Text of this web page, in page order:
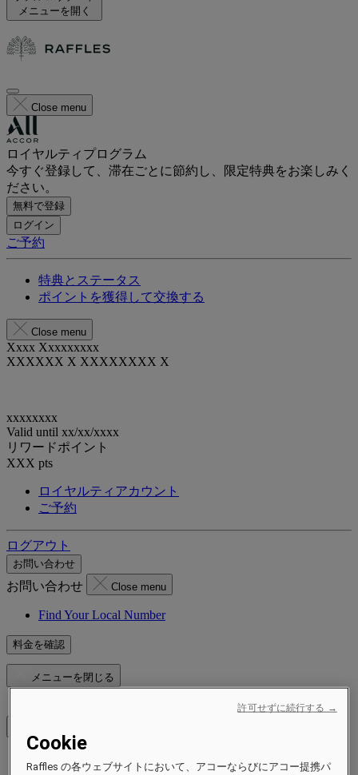
メニューを開く
Close menu
ロイヤルティプログラム
今すぐ登録して、滞在ごとに節約し、限定特典をお楽しみく
ださい。
無料で登録
ログイン
ご予約
特典とステータス
ポイントを獲得して交換する
Close menu
Xxxx Xxxxxxxxx
XXXXXX X XXXXXXXX X
xxxxxxxx
Valid until xx/xx/xxxx
リワードポイント
XXX pts
ロイヤルティアカウント
ご予約
ログアウト
お問い合わせ
お問い合わせ Close menu
Find Your Local Number
料金を確認
メニューを閉じる
ご滞在先
Cookie
Raffles の各ウェブサイトにおいて、アコーならびにアコー提携パ
許可せずに続行する →